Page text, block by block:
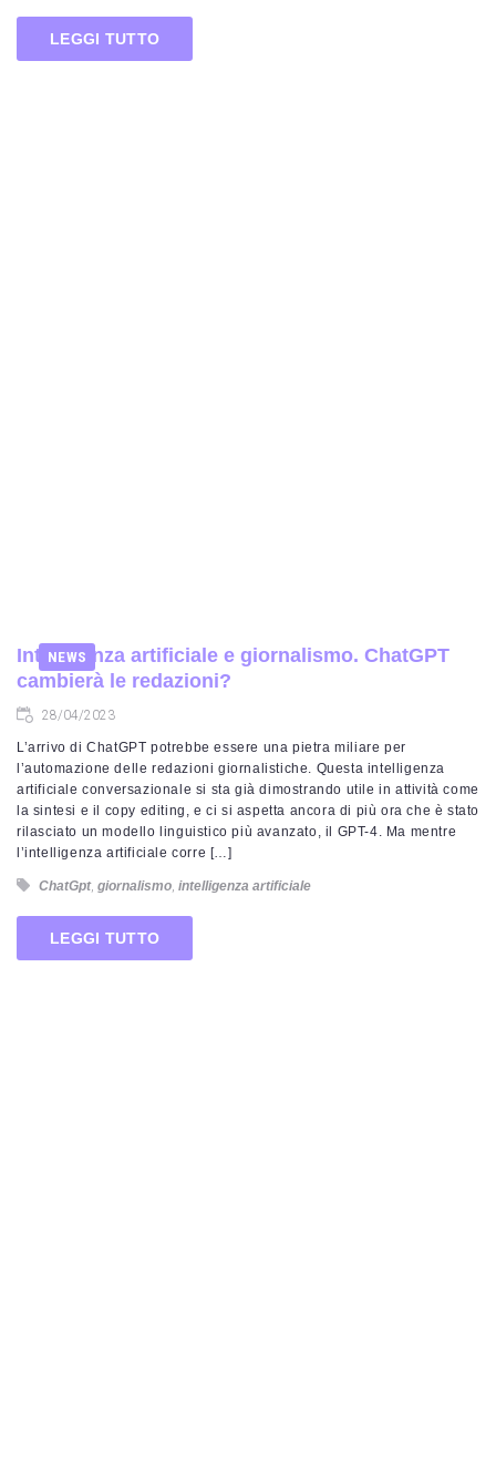
LEGGI TUTTO
NEWS
Intelligenza artificiale e giornalismo. ChatGPT
cambierà le redazioni?
28/04/2023
L’arrivo di ChatGPT potrebbe essere una pietra miliare per
l’automazione delle redazioni giornalistiche. Questa intelligenza
artificiale conversazionale si sta già dimostrando utile in attività come
la sintesi e il copy editing, e ci si aspetta ancora di più ora che è stato
rilasciato un modello linguistico più avanzato, il GPT-4. Ma mentre
l’intelligenza artificiale corre […]
ChatGpt, giornalismo, intelligenza artificiale
LEGGI TUTTO